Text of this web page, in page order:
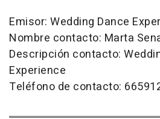
Emisor: Wedding Dance
Nombre contacto: Marta
Descripción contacto:
Experience
Teléfono de contacto: